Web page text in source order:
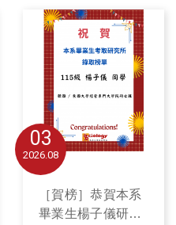
03
08
2026
［賀榜］恭賀本系
畢業生楊子儀研究